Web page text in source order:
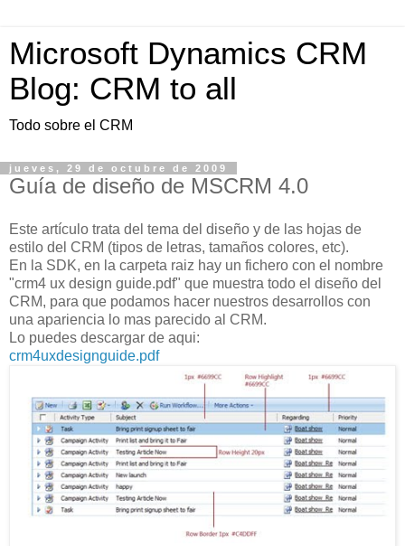
Microsoft Dynamics CRM
Blog: CRM to all
Todo sobre el CRM
jueves, 29 de octubre de 2009
Guía de diseño de MSCRM 4.0
Este artículo trata del tema del diseño y de las hojas de
estilo del CRM (tipos de letras, tamaños colores, etc).
En la SDK, en la carpeta raiz hay un fichero con el nombre
"crm4 ux design guide.pdf" que muestra todo el diseño del
CRM, para que podamos hacer nuestros desarrollos con
una apariencia lo mas parecido al CRM.
Lo puedes descargar de aqui:
crm4uxdesignguide.pdf